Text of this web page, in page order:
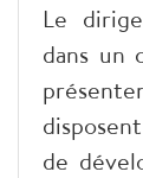
Le
dans un
de